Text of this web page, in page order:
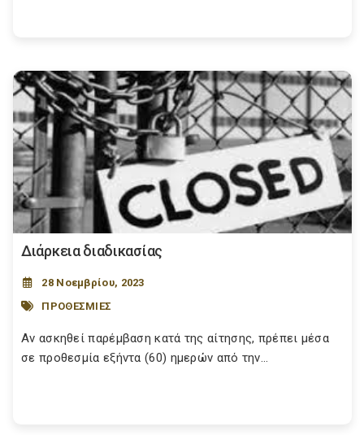
Διάρκεια διαδικασίας
28 Νοεμβρίου, 2023
ΠΡΟΘΕΣΜΙΕΣ
Αν ασκηθεί παρέμβαση κατά της αίτησης, πρέπει μέσα
σε προθεσμία εξήντα (60) ημερών από την...